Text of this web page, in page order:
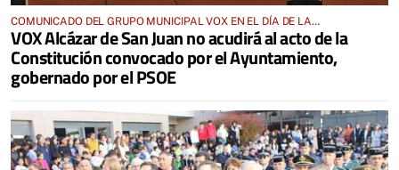
COMUNICADO DEL GRUPO MUNICIPAL VOX EN EL DÍA DE LA
CONSTITUCIÓN
VOX Alcázar de San Juan no acudirá al acto de la
Constitución convocado por el Ayuntamiento,
gobernado por el PSOE